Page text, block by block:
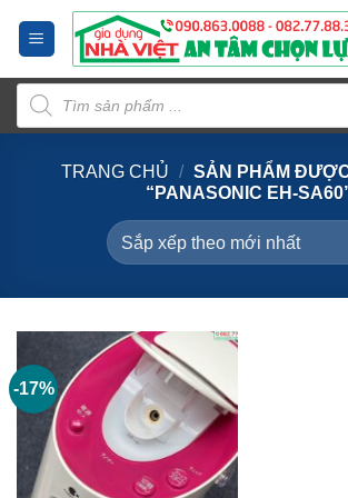
dung
Tìm
kiếm
sản
phẩm
TRANG CHỦ / SẢN PHẨM
“PANASONIC EH-
-17%